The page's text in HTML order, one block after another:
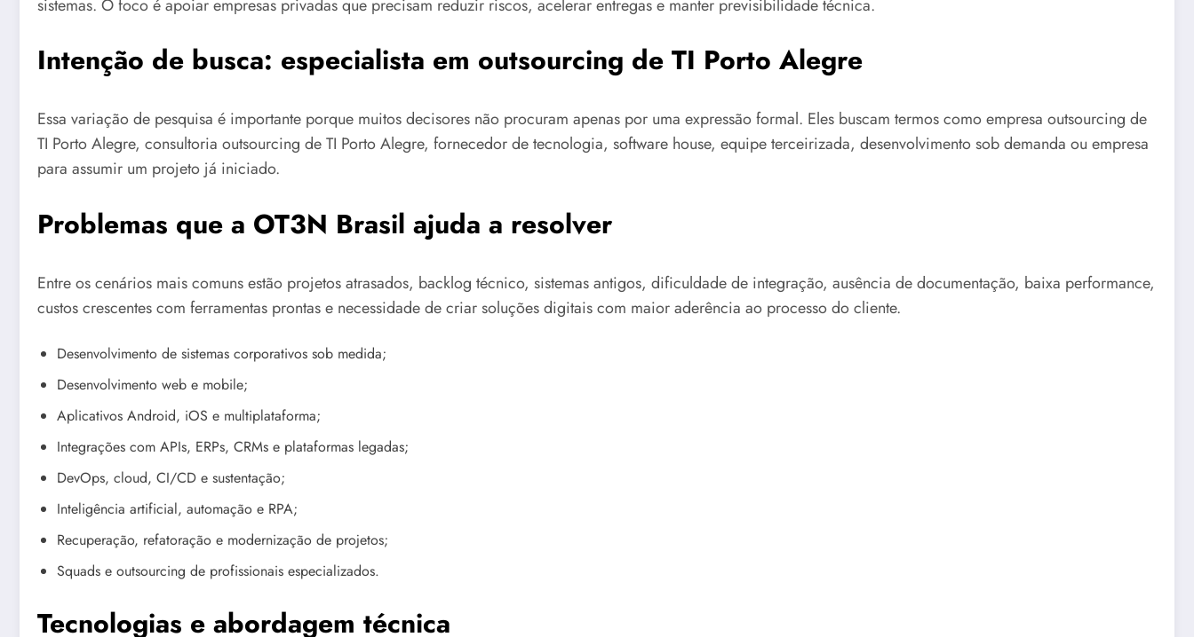
sistemas. O foco é apoiar empresas privadas que precisam reduzir riscos, acelerar entregas e manter previsibilidade técnica.
Intenção de busca: especialista em outsourcing de TI Porto Alegre
Essa variação de pesquisa é importante porque muitos decisores não procuram apenas por uma expressão formal. Eles buscam termos como empresa outsourcing de
TI Porto Alegre, consultoria outsourcing de TI Porto Alegre, fornecedor de tecnologia, software house, equipe terceirizada, desenvolvimento sob demanda ou empresa
para assumir um projeto já iniciado.
Problemas que a OT3N Brasil ajuda a resolver
Entre os cenários mais comuns estão projetos atrasados, backlog técnico, sistemas antigos, dificuldade de integração, ausência de documentação, baixa performance,
custos crescentes com ferramentas prontas e necessidade de criar soluções digitais com maior aderência ao processo do cliente.
Desenvolvimento de sistemas corporativos sob medida;
Desenvolvimento web e mobile;
Aplicativos Android, iOS e multiplataforma;
Integrações com APIs, ERPs, CRMs e plataformas legadas;
DevOps, cloud, CI/CD e sustentação;
Inteligência artificial, automação e RPA;
Recuperação, refatoração e modernização de projetos;
Squads e outsourcing de profissionais especializados.
Tecnologias e abordagem técnica